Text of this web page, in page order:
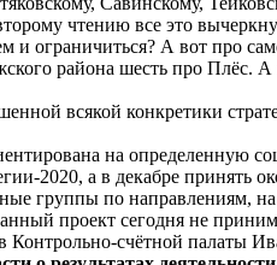
чтению все это
и ограничиться? А вот про
района шесть про Плёс.
всякой конкретики
на определенную
2020, а в декабре принять
группы по направлениям,
проект сегодня не
Контрольно-счётной палаты